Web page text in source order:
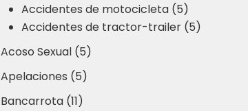
Accidentes de motocicleta (5)
Accidentes de tractor-trailer (5)
Acoso Sexual (5)
Apelaciones (5)
Bancarrota (11)